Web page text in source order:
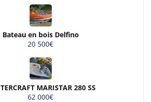
Bateau en bois Delfino
20 500€
MARISTAR 280 SS
62 000€